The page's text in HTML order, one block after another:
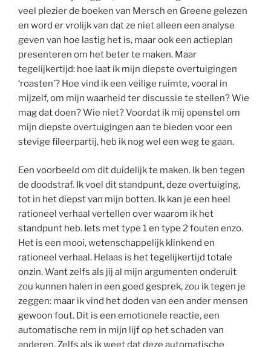
veel plezier de boeken van Mersch en Greene gelezen
en word er vrolijk van dat ze niet alleen een analyse
geven van hoe lastig het is, maar ook een actieplan
presenteren om het beter te maken. Maar
tegelijkertijd: hoe laat ik mijn diepste overtuigingen
‘roasten’? Hoe vind ik een veilige ruimte, vooral in
mijzelf, om mijn waarheid ter discussie te stellen? Wie
mag dat doen? Wie niet? Voordat ik mij openstel om
mijn diepste overtuigingen aan te bieden voor een
stevige fileerpartij, heb ik nog wel een weg te gaan.
Een voorbeeld om dit duidelijk te maken. Ik ben tegen
de doodstraf. Ik voel dit standpunt, deze overtuiging,
tot in het diepst van mijn botten. Ik kan je een heel
rationeel verhaal vertellen over waarom ik het
standpunt heb. Iets met type 1 en type 2 fouten enzo.
Het is een mooi, wetenschappelijk klinkend en
rationeel verhaal. Helaas is het tegelijkertijd totale
onzin. Want zelfs als jij al mijn argumenten onderuit
zou kunnen halen in een goed gesprek, zou ik tegen je
zeggen: maar ik vind het doden van een ander mensen
gewoon fout. Dit is een emotionele reactie, een
automatische rem in mijn lijf op het schaden van
anderen. Zelfs als ik weet dat deze automatische